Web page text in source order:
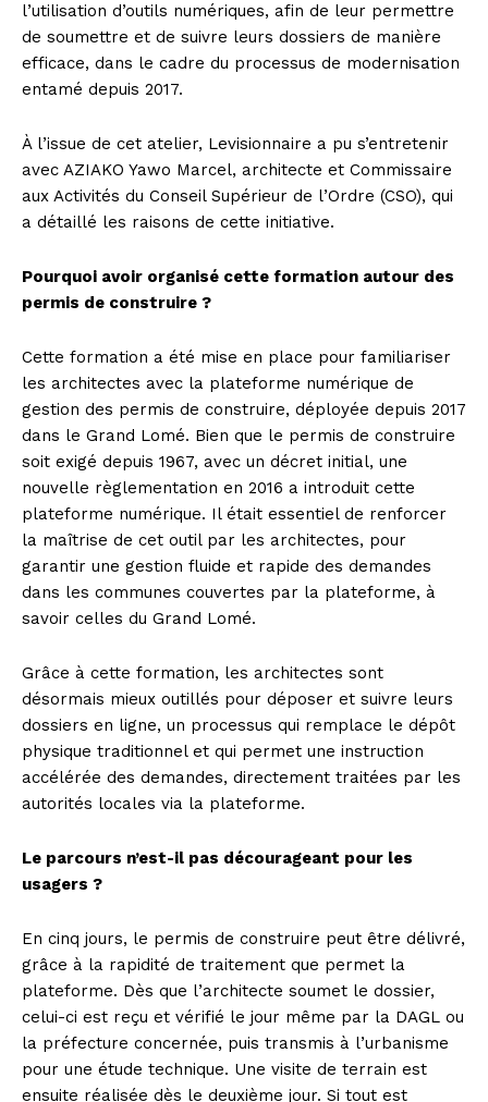
l’utilisation d’outils numériques, afin de leur permettre
de soumettre et de suivre leurs dossiers de manière
efficace, dans le cadre du processus de modernisation
entamé depuis 2017.
À l’issue de cet atelier, Levisionnaire a pu s’entretenir
avec AZIAKO Yawo Marcel, architecte et Commissaire
aux Activités du Conseil Supérieur de l’Ordre (CSO), qui
a détaillé les raisons de cette initiative.
Pourquoi avoir organisé cette formation autour des
permis de construire ?
Cette formation a été mise en place pour familiariser
les architectes avec la plateforme numérique de
gestion des permis de construire, déployée depuis 2017
dans le Grand Lomé. Bien que le permis de construire
soit exigé depuis 1967, avec un décret initial, une
nouvelle règlementation en 2016 a introduit cette
plateforme numérique. Il était essentiel de renforcer
la maîtrise de cet outil par les architectes, pour
garantir une gestion fluide et rapide des demandes
dans les communes couvertes par la plateforme, à
savoir celles du Grand Lomé.
Grâce à cette formation, les architectes sont
désormais mieux outillés pour déposer et suivre leurs
dossiers en ligne, un processus qui remplace le dépôt
physique traditionnel et qui permet une instruction
accélérée des demandes, directement traitées par les
autorités locales via la plateforme.
Le parcours n’est-il pas décourageant pour les
usagers ?
En cinq jours, le permis de construire peut être délivré,
grâce à la rapidité de traitement que permet la
plateforme. Dès que l’architecte soumet le dossier,
celui-ci est reçu et vérifié le jour même par la DAGL ou
la préfecture concernée, puis transmis à l’urbanisme
pour une étude technique. Une visite de terrain est
ensuite réalisée dès le deuxième jour. Si tout est